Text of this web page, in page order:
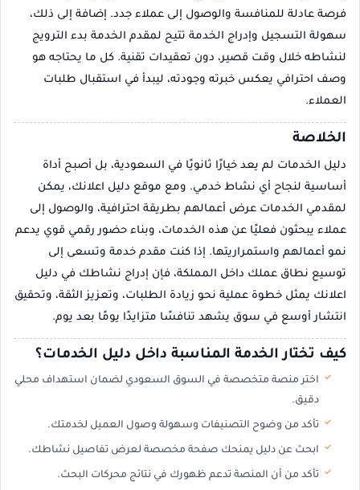
فرصة عادلة للمنافسة والوصول إلى عملاء جدد. إضافة إلى ذلك،
سهولة التسجيل وإدراج الخدمة تتيح لمقدم الخدمة بدء الترويج
لنشاطه خلال وقت قصير، دون تعقيدات تقنية. كل ما يحتاجه هو
وصف احترافي يعكس خبرته وجودته، ليبدأ في استقبال طلبات
العملاء.
الخلاصة
دليل الخدمات لم يعد خيارًا ثانويًا في السعودية، بل أصبح أداة
أساسية لنجاح أي نشاط خدمي. ومع موقع دليل اعلانك، يمكن
لمقدمي الخدمات عرض أعمالهم بطريقة احترافية، والوصول إلى
عملاء يبحثون فعليًا عن هذه الخدمات، وبناء حضور رقمي قوي يدعم
نمو أعمالهم واستمراريتها. إذا كنت مقدم خدمة وتسعى إلى
توسيع نطاق عملك داخل المملكة، فإن إدراج نشاطك في دليل
اعلانك يمثل خطوة عملية نحو زيادة الطلبات، وتعزيز الثقة، وتحقيق
انتشار أوسع في سوق يشهد تنافسًا متزايدًا يومًا بعد يوم.
كيف تختار الخدمة المناسبة داخل دليل الخدمات؟
اختر منصة متخصصة في السوق السعودي لضمان استهداف محلي
دقيق.
تأكد من وضوح التصنيفات وسهولة وصول العميل لخدمتك.
ابحث عن دليل يمنحك صفحة مخصصة لعرض تفاصيل نشاطك.
تأكد من أن المنصة تدعم ظهورك في نتائج محركات البحث.